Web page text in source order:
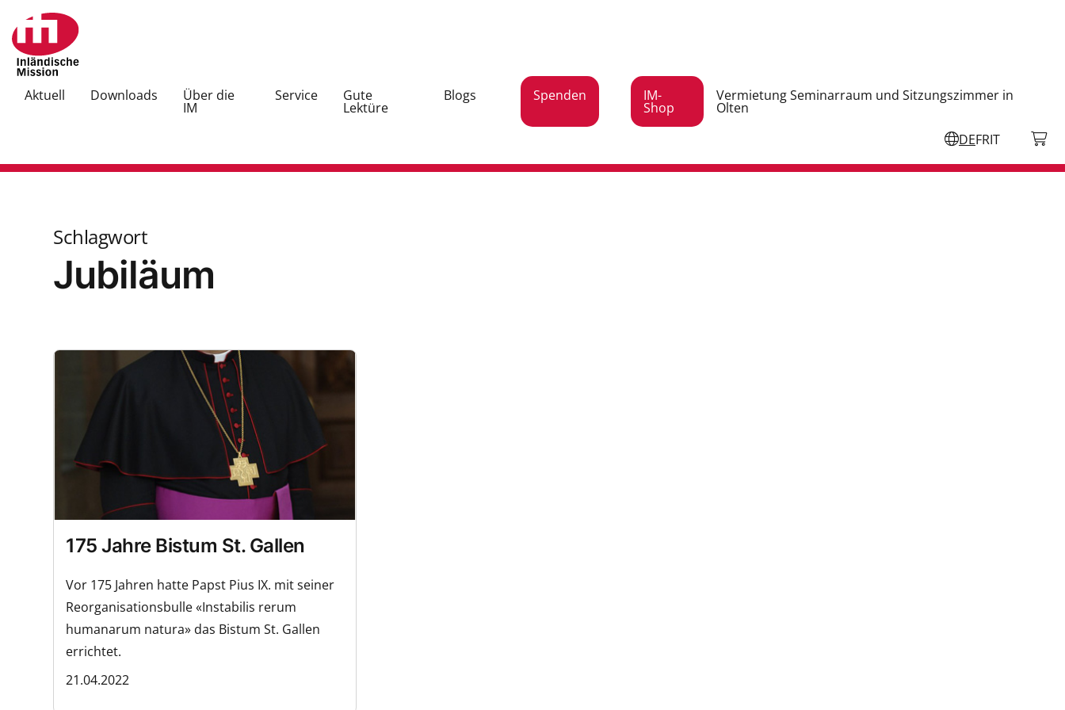
Aktuell Downloads Über die
IM
Service Gute
Lektüre
Blogs Spenden IM-
Shop
Vermietung Seminarraum und Sitzungszimmer in
Olten
DEFRIT
Schlagwort
Jubiläum
175 Jahre Bistum St. Gallen
Vor 175 Jahren hatte Papst Pius IX. mit seiner
Reorganisationsbulle «Instabilis rerum
humanarum natura» das Bistum St. Gallen
errichtet.
21.04.2022